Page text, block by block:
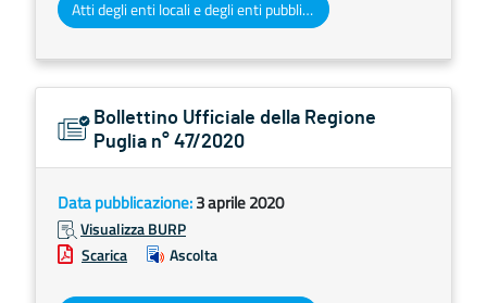
Atti degli enti locali e degli enti pubblici e privati
Bollettino Ufficiale della Regione
Puglia n° 47/2020
Data pubblicazione:3 aprile 2020
Visualizza BURP
Scarica
Ascolta